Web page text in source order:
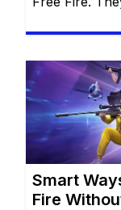
thrilling. For
magic gems
experience.
need to
Smart
Fire